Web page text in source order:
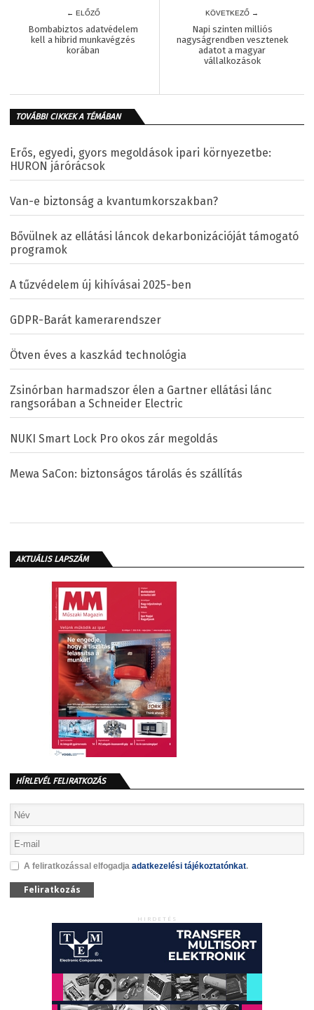
← ELŐZŐ
Bombabiztos adatvédelem
kell a hibrid munkavégzés
korában
KÖVETKEZŐ →
Napi szinten milliós
nagyságrendben vesztenek
adatot a magyar
vállalkozások
TOVÁBBI CIKKEK A TÉMÁBAN
Erős, egyedi, gyors megoldások ipari környezetbe:
HURON járórácsok
Van-e biztonság a kvantumkorszakban?
Bővülnek az ellátási láncok dekarbonizációját támogató
programok
A tűzvédelem új kihívásai 2025-ben
GDPR-Barát kamerarendszer
Ötven éves a kaszkád technológia
Zsinórban harmadszor élen a Gartner ellátási lánc
rangsorában a Schneider Electric
NUKI Smart Lock Pro okos zár megoldás
Mewa SaCon: biztonságos tárolás és szállítás
AKTUÁLIS LAPSZÁM
HÍRLEVÉL FELIRATKOZÁS
A feliratkozással elfogadja adatkezelési tájékoztatónkat.
Feliratkozás
HIRDETÉS